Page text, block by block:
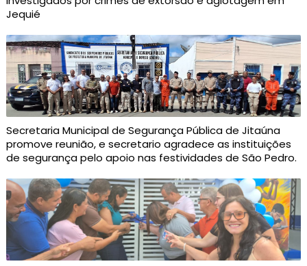
Jequié
Secretaria Municipal de Segurança Pública de Jitaúna
promove reunião, e secretario agradece as instituições
de segurança pelo apoio nas festividades de São Pedro.